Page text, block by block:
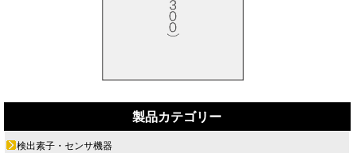
製品カテゴリー
検出素子・センサ機器